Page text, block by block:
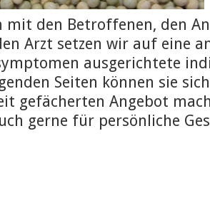
mit den Betroffenen, den
Arzt setzen wir auf eine
ausgerichtete
Seiten können sie
gefächerten Angebot
gerne für persönliche